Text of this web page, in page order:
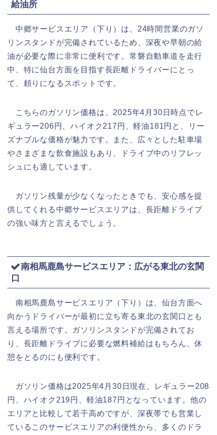
給油所
中郷サービスエリア（下り）は、24時間営業のガソ
リンスタンドが完備されているため、深夜や早朝の給
油が必要な際に非常に便利です。常磐自動車道を走行
中、特に仙台方面を目指す長距離ドライバーにとっ
て、頼りになるスポットです。
こちらのガソリン価格は、2025年4月30日時点でレ
ギュラー206円、ハイオク217円、軽油181円と、リー
ズナブルな価格が魅力です。また、広々とした駐車場
やさまざまな飲食施設もあり、ドライブ中のリフレッ
シュにも適しています。
ガソリン残量が少なくなったときでも、安心感を提
供してくれる中郷サービスエリアは、長距離ドライブ
の強い味方と言えるでしょう。
南相馬鹿島サービスエリア：広がる東北の玄関
口
南相馬鹿島サービスエリア（下り）は、仙台方面へ
向かうドライバーが最初に立ち寄る東北の玄関口とも
言える場所です。ガソリンスタンドが完備されてお
り、長距離ドライブに必要な燃料補給はもちろん、休
憩をとるのにも便利です。
ガソリン価格は2025年4月30日現在、レギュラー208
円、ハイオク219円、軽油187円となっています。他の
エリアと比較して若干高めですが、深夜帯でも営業し
ているこのサービスエリアの利便性から、多くのドラ